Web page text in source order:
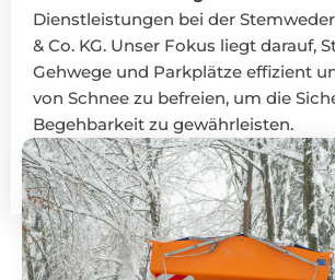
Dienstleistungen bei der
& Co. KG. Unser Fokus liegt darauf,
Gehwege und Parkplätze effizient
von Schnee zu befreien, um die
Begehbarkeit zu gewährleisten.